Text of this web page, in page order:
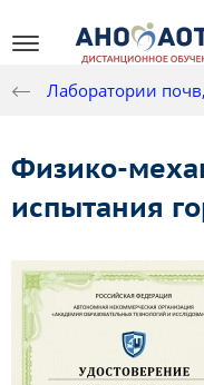
Лаборатории
Физико-
испытания